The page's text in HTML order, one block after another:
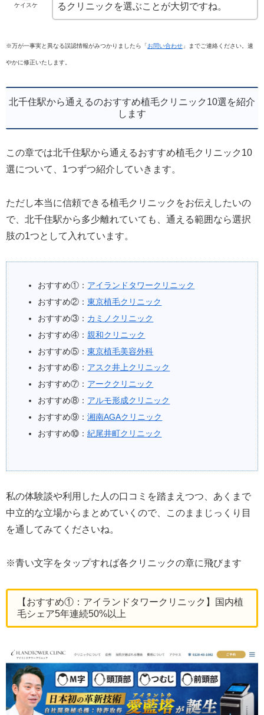
ケイスケ
るクリニックを選ぶことが大切ですね。
※万が一事実と異なる誤認情報がみつかりましたら「 お問い合わせ 」までご連絡ください。速
やかに修正いたします。
北千住駅から通えるのおすすめ植毛クリニック10選を紹介
します
この章では北千住駅から通えるおすすめ植毛クリニック10
選について、1つずつ紹介していきます。
ただし本当に信頼できる植毛クリニックをお伝えしたいの
で、北千住駅から多少離れていても、通える範囲なら選択
肢の1つとして入れています。
おすすめ①： アイランドタワークリニック
おすすめ②：東京植毛クリニック
おすすめ③： カミノクリニック
おすすめ④：親和クリニック
おすすめ⑤：東京植毛美容外科
おすすめ⑥： アスク井上クリニック
おすすめ⑦： アーククリニック
おすすめ⑧： アルモ形成クリニック
おすすめ⑨：湘南AGAクリニック
おすすめ⑩：紀尾井町クリニック
私の体験談や利用した人の口コミを踏まえつつ、あくまで
中立的な立場からまとめていくので、このままじっくり目
を通してみてくださいね。
※青い文字をタップすれば各クリニックの章に飛びます
【おすすめ①：アイランドタワークリニック】国内植
毛シェア5年連続50%以上